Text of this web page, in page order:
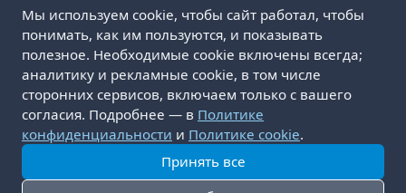
Пользовательское соглашение
Политика cookie
Политика конфиденциальности Оферта
Условия возврата и обмена товара
Мы используем cookie, чтобы сайт работал, чтобы
понимать, как им пользуются, и показывать
полезное. Необходимые cookie включены всегда;
аналитику и рекламные cookie, в том числе
сторонних сервисов, включаем только с вашего
согласия. Подробнее — в Политике
конфиденциальности и Политике cookie.
Принять все